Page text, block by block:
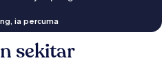
ia percuma
sekitar